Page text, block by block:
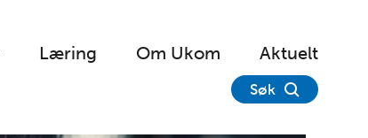
Læring Om Ukom Aktuelt
Søk